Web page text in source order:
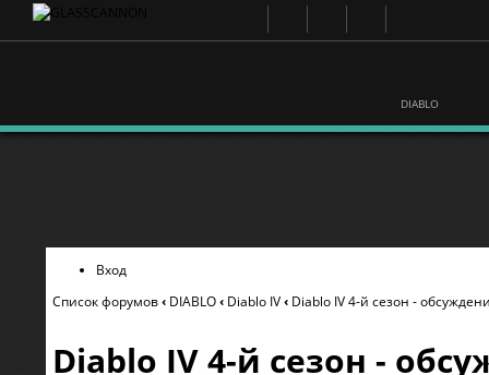
DIABLO
Вход
Список форумов‹ DIABLO‹ Diablo IV‹ Diablo IV 4-й сезон -
Diablo IV 4-й сезон -